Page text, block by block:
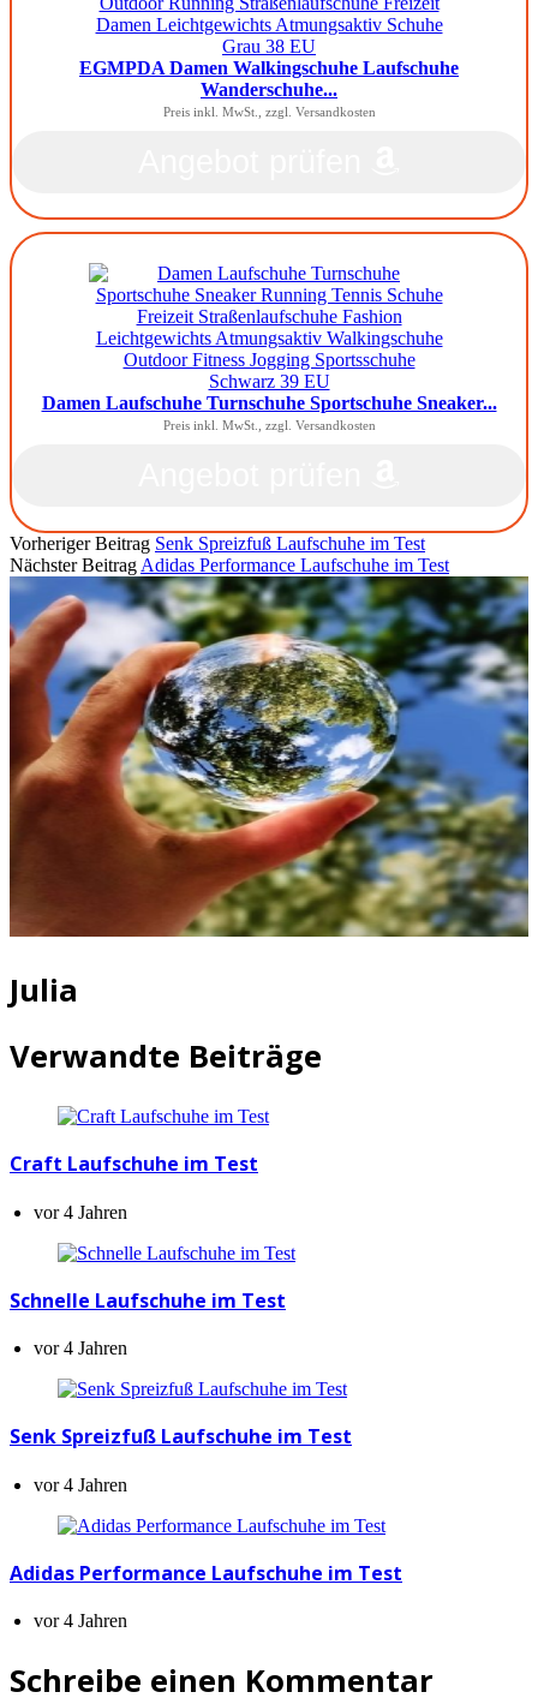
EGMPDA Damen Walkingschuhe Laufschuhe
Wanderschuhe...
Preis inkl. MwSt., zzgl. Versandkosten
Damen Laufschuhe Turnschuhe Sportschuhe Sneaker...
Preis inkl. MwSt., zzgl. Versandkosten
Vorheriger Beitrag Senk Spreizfuß Laufschuhe im Test
Nächster Beitrag Adidas Performance Laufschuhe im Test
Julia
Verwandte Beiträge
Craft Laufschuhe im Test
vor 4 Jahren
Schnelle Laufschuhe im Test
vor 4 Jahren
Senk Spreizfuß Laufschuhe im Test
vor 4 Jahren
Adidas Performance Laufschuhe im Test
vor 4 Jahren
Schreibe einen Kommentar